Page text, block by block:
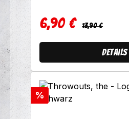
Verkaufspreis:
6,90 € Regulärer Preis:
13,90 €
Details
Rabatt
%